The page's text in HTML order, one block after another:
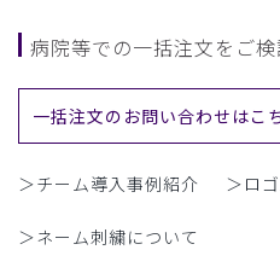
病院等での一括注文をご
一括注文のお問い合わせはこ
＞チーム導入事例紹介 ＞ロ
＞ネーム刺繍について